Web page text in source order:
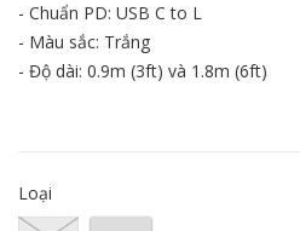
- Chuẩn PD: USB C to L
- Màu sắc: Trắng
- Độ dài: 0.9m (3ft) và 1.8m (6ft)
Loại